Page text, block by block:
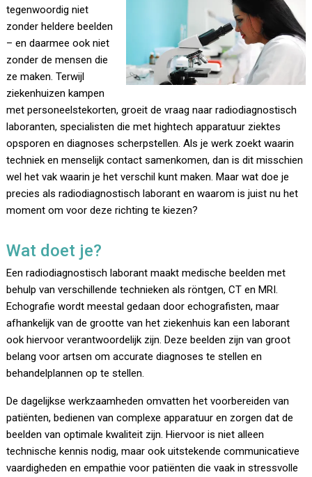
tegenwoordig niet
zonder heldere beelden
– en daarmee ook niet
zonder de mensen die
ze maken. Terwijl
ziekenhuizen kampen
met personeelstekorten, groeit de vraag naar radiodiagnostisch
laboranten, specialisten die met hightech apparatuur ziektes
opsporen en diagnoses scherpstellen. Als je werk zoekt waarin
techniek en menselijk contact samenkomen, dan is dit misschien
wel het vak waarin je het verschil kunt maken. Maar wat doe je
precies als radiodiagnostisch laborant en waarom is juist nu het
moment om voor deze richting te kiezen?
Wat doet je?
Een radiodiagnostisch laborant maakt medische beelden met
behulp van verschillende technieken als röntgen, CT en MRI.
Echografie wordt meestal gedaan door echografisten, maar
afhankelijk van de grootte van het ziekenhuis kan een laborant
ook hiervoor verantwoordelijk zijn. Deze beelden zijn van groot
belang voor artsen om accurate diagnoses te stellen en
behandelplannen op te stellen.
De dagelijkse werkzaamheden omvatten het voorbereiden van
patiënten, bedienen van complexe apparatuur en zorgen dat de
beelden van optimale kwaliteit zijn. Hiervoor is niet alleen
technische kennis nodig, maar ook uitstekende communicatieve
vaardigheden en empathie voor patiënten die vaak in stressvolle